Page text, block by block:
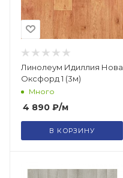
Линолеум Идиллия Нова
Оксфорд 1 (3м)
Много
4 890 ₽/м
В КОРЗИНУ